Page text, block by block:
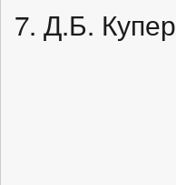
7. Д.Б. Купер